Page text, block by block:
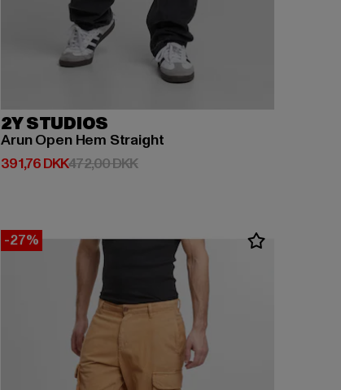
2Y STUDIOS
Arun Open Hem Straight
391,76 DKK
Nuværende pris: 391,76 DKK
472,00 DKKKampagnepris: 472,00 DKK
-27%